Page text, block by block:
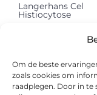
Om de beste
zoals cookies om
raadplegen. Door in
Langerhans Cel
Histiocytose
depositieziekte
Mastocytose
Multipel myeloom